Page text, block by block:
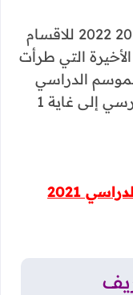
نقدم لك لائحة العطل المدرسية 2021 2022 للاقسام
التي طرأت
الدراسي
2021 2022 بعد تأخير الدخول المدرسي إلى غاية 1
العطل المدرسية برسم الموسم الدراسي 2021